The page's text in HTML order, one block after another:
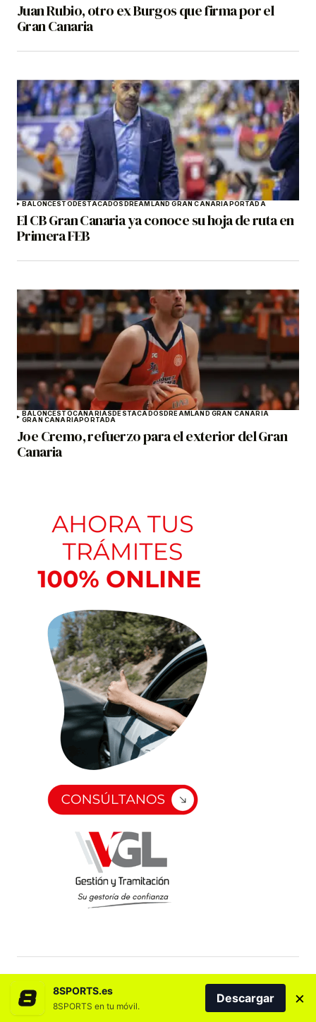
Juan Rubio, otro ex Burgos que firma por el
Gran Canaria
BALONCESTODESTACADOSDREAMLAND GRAN CANARIAPORTADA
El CB Gran Canaria ya conoce su hoja de ruta en
Primera FEB
BALONCESTOCANARIASDESTACADOSDREAMLAND GRAN CANARIA
GRAN CANARIAPORTADA
Joe Cremo, refuerzo para el exterior del Gran
Canaria
8SPORTS.es
8SPORTS en tu móvil.
Descargar ×